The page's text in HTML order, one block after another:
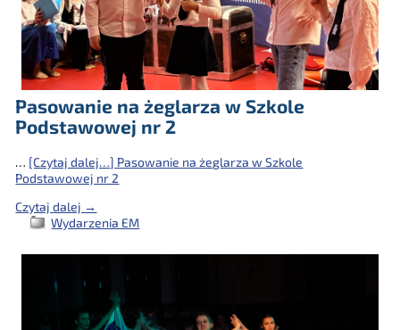
Pasowanie na żeglarza w Szkole
Podstawowej nr 2
… [Czytaj dalej…] Pasowanie na żeglarza w Szkole
Podstawowej nr 2
Czytaj dalej →
Wydarzenia EM